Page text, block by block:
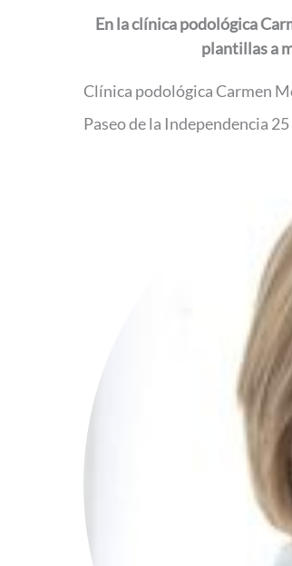
En la clínica podológica
plantillas a
Clínica podológica Carmen
Paseo de la Independencia 25